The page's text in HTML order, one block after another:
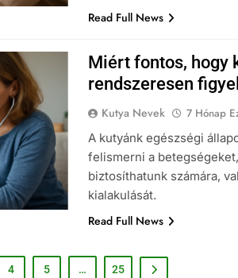
Read Full News
Miért fontos, hogy
rendszeresen
Kutya Nevek 7 Hónap
A kutyánk egészségi
felismerni a
biztosíthatunk számára,
kialakulását.
Read Full News
4 5 … 25